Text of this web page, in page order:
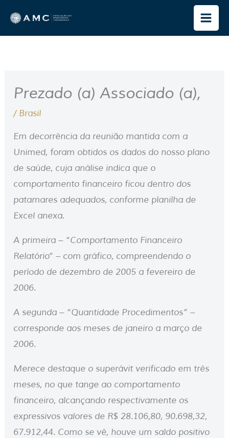
para
o
Prezado (a) Associado (a),
/ Brasil
Em decorrência da reunião mantida com a
Unimed, foram obtidos os dados do nosso plano
de saúde, cuja análise indica que o
comportamento financeiro ficou dentro dos
patamares adequados, conforme planilha de
Excel anexa.
A primeira – “Comportamento Financeiro
Relatório” – com gráfico, compreendendo o
período de dezembro de 2005 a fevereiro de
2006.
A segunda – “Quantidade Procedimentos” –
corresponde aos meses de janeiro a março de
2006.
Merece destaque o superávit verificado em três
meses, no que tange ao comportamento
financeiro, alcançando respectivamente os
expressivos valores de R$ 28.106,80, 90.698,32,
67.912,44. Como se vê, houve um saldo positivo